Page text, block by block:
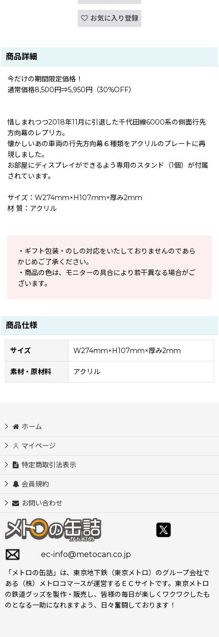
お気に入り登録
商品詳細
今だけの期間限定価格！
通常価格8,500円⇒5,950円（30%OFF）
惜しまれつつ2018年11月に引退した千代田線6000系の側面行先
方向幕のレプリカ。
懐かしいあの車両の行先方向幕６種類をアクリルのプレートに再
現しました。
お部屋にディスプレイができるよう専用のスタンド（1個）が付属
されています。
サイズ：W274mm×H107mm×厚み2mm
材 質：アクリル
・ギフト包装・のしの対応をいたしておりませんのであら
かじめご了承ください。
・商品の色は、モニターの具合により若干異なる場合がご
ざいます。
商品仕様
サイズ W274mm×H107mm×厚み2mm
素材・原材料 アクリル
ホーム
マイページ
特定商取引法表示
会員規約
お問い合わせ
ec-info@metocan.co.jp
「メトロの缶詰」は、東京地下鉄（東京メトロ）のグループ会社で
ある（株）メトロコマースが運営するＥＣサイトです。東京メトロ
の鉄道グッズを製作・販売し、皆様の毎日が楽しくワクワクしたも
のとなる一助になれますよう、日々奮闘しております！